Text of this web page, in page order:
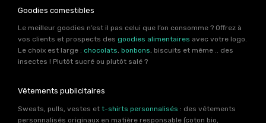
Goodies comestibles
Le meilleur goodies n’est il pas celui que l’on consomme ? Offrez à
vos clients et prospects des goodies alimentaires avec votre logo.
Le choix est large : chocolats, bonbons, biscuits et même .. des
insectes ! Plutôt sucré ou plutôt salé ?
Vêtements publicitaires
Sweats, pulls, vestes et t-shirts personnalisés : des vêtements
personnalisés originaux en matière responsable (coton bio,